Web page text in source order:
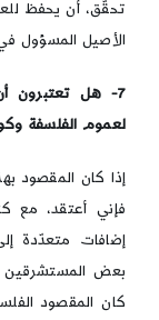
تحقّق، أن يحفظ
الأصيل المسؤول
7- هل تعتبرون
لعموم الفلسفة
إذا كان المقصود
فإني أعتقد، مع
إضافات متعدّدة
بعض المستشرقين
كان المقصود